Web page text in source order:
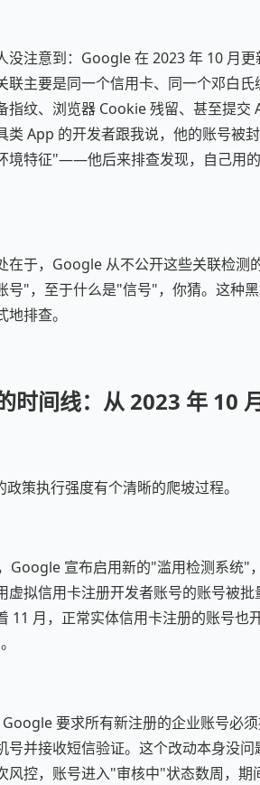
没注意到：Google 在 2023 年 10 月
联主要是同一个信用卡、同一个邓白
指纹、浏览器 Cookie 残留、甚至提交
类 App 的开发者跟我说，他的账号被
境特征"——他后来排查发现，自己用
在于，Google 从不公开这些关联检测
号"，至于什么是"信号"，你猜。这种
排查。
时间线：从 2023 年 10
策执行强度有个清晰的爬坡过程。
Google 宣布启用新的"滥用检测系统"
虚拟信用卡注册开发者账号的账号被
11 月，正常实体信用卡注册的账号
要求所有新注册的企业账号必
号并接收短信验证。这个改动本身没
风控，账号进入"审核中"状态数周，期